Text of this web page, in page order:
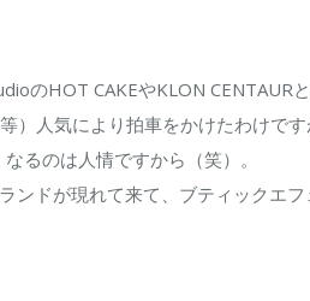
のHOT CAKEやKLON CENTAUR
）人気により拍車をかけたわけで
るのは人情ですから（笑）。
ンドが現れて来て、ブティックエ